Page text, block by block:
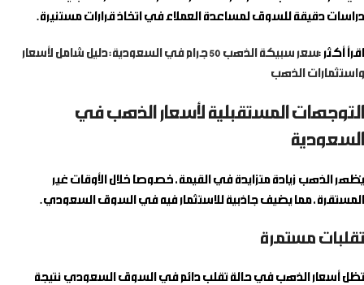
دراسات دقيقة للسوق لمساعدة العملاء في اتخاذ قرارات مستنيرة.
اقرأ أكثر :
سعر سبيكة الذهب 50 جرام في السعودية: دليل شامل لأسعار
واستثمارات الذهب
التوجهات المستقبلية لأسعار الذهب في
السعودية
يُظهر الذهب زيادة متزايدة في القيمة، خصوصًا خلال الأوقات غير
المستقرة، مما يضيف جاذبية للاستثمار فيه في السوق السعودي.
تقلبات مستمرة
تظل أسعار الذهب في حالة تقلب دائم في السوق السعودي نتيجة